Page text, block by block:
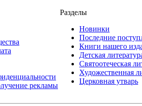
рекламы
Разделы
Новинки
Последние
Книги нашего
Детская
Святоотеческая
Художественная
Церковная утварь